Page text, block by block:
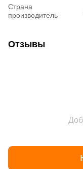
Страна
производитель
Отзывы